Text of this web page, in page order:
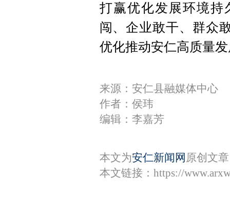
打赢优化发展环境持
闯、企业敢干、群众
优化推动安仁高质量
来源：安仁县融媒体中心
作者：侯玮
编辑：李嘉芳
本文为安仁新闻网 原创文
本文链接： https://